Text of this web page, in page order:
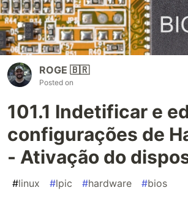
ROGE 🇧🇷
Posted on
101.1 Indetificar e
configurações de
- Ativação do
#linux #lpic #hardware #bios